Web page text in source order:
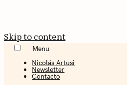
Skip to content
Menu
Nicolás Artusi
Newsletter
Contacto